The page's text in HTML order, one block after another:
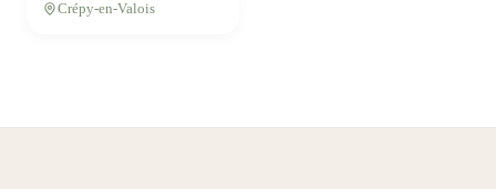
Crépy-en-Valois